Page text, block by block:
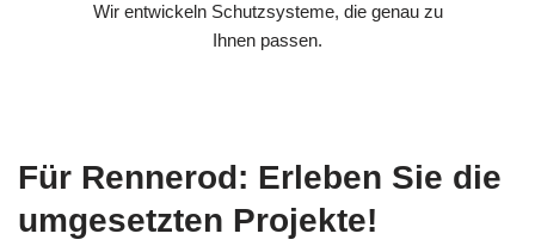
Wir entwickeln Schutzsysteme, die genau zu
Ihnen passen.
Für Rennerod: Erleben Sie die
umgesetzten Projekte!